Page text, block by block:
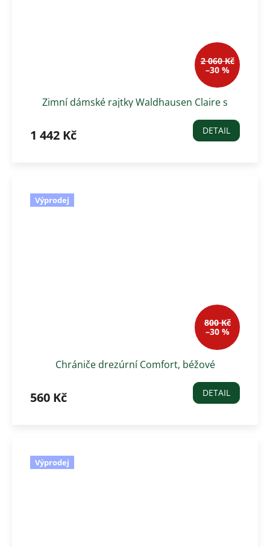
2 060 Kč
–30 %
Zimní dámské rajtky Waldhausen Claire s
1 442 Kč DETAIL
Výprodej
800 Kč
–30 %
Chrániče drezúrní Comfort, béžové
560 Kč DETAIL
Výprodej